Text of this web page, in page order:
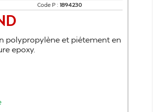
Code P : 1894230
polypropylène et piétement en
epoxy.